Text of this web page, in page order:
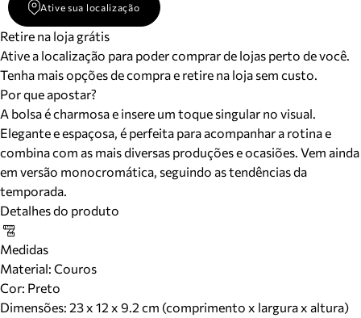
Ative sua localização
Retire na loja grátis
Ative a localização para poder comprar de lojas perto de você.
Tenha mais opções de compra e retire na loja sem custo.
Por que apostar?
A bolsa é charmosa e insere um toque singular no visual.
Elegante e espaçosa, é perfeita para acompanhar a rotina e
combina com as mais diversas produções e ocasiões. Vem ainda
em versão monocromática, seguindo as tendências da
temporada.
Detalhes do produto
Medidas
Material: Couros
Cor: Preto
Dimensões: 23 x 12 x 9.2 cm (comprimento x largura x altura)